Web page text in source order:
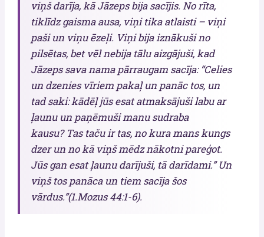
viņš darīja, kā Jāzeps bija sacījis. No rīta,
tiklīdz gaisma ausa, viņi tika atlaisti – viņi
paši un viņu ēzeļi. Viņi bija iznākuši no
pilsētas, bet vēl nebija tālu aizgājuši, kad
Jāzeps sava nama pārraugam sacīja: “Celies
un dzenies vīriem pakaļ un panāc tos, un
tad saki: kādēļ jūs esat atmaksājuši labu ar
ļaunu un paņēmuši manu sudraba
kausu? Tas taču ir tas, no kura mans kungs
dzer un no kā viņš mēdz nākotni pareģot.
Jūs gan esat ļaunu darījuši, tā darīdami.” Un
viņš tos panāca un tiem sacīja šos
vārdus.”(1.Mozus 44:1-6).